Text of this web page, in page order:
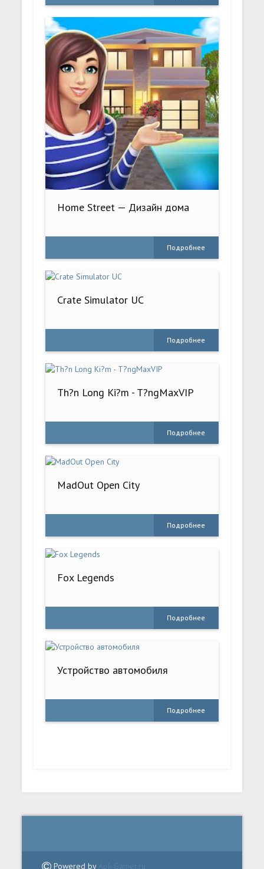
Home Street — Дизайн дома
Подробнее
Crate Simulator UC
Подробнее
Th?n Long Ki?m - T?ngMaxVIP
Подробнее
MadOut Open City
Подробнее
Fox Legends
Подробнее
Устройство автомобиля
Подробнее
Powered by